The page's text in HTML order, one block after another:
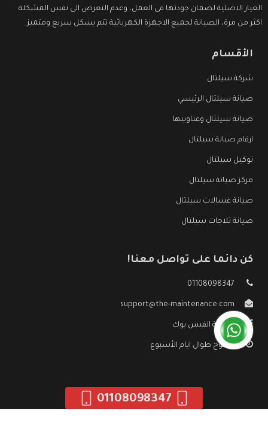
الغيار الاصلية لضمان جودتها فى العمل، وعدم التعرض الى نفس المشكلة
اكثر من مرة، الصيانة لجميع الاجهزة الكهربائية تتم بشكل سريع ومتميز.
الأقسام
شركة سيلتال
صيانة سيلتال الرئيسي
صيانة سيلتال وعناوينها
ارقام صيانة سيلتال
توكيل سيلتال
مركز صيانة سيلتال
صيانة غسالات سيلتال
صيانة ثلاجات سيلتال
كن دائما على تواصل معنا!
01108098347
support@the-maintenance.com
صفحة الفيس بوك
مفتوح طوال ايام الأسبوع
01108098347